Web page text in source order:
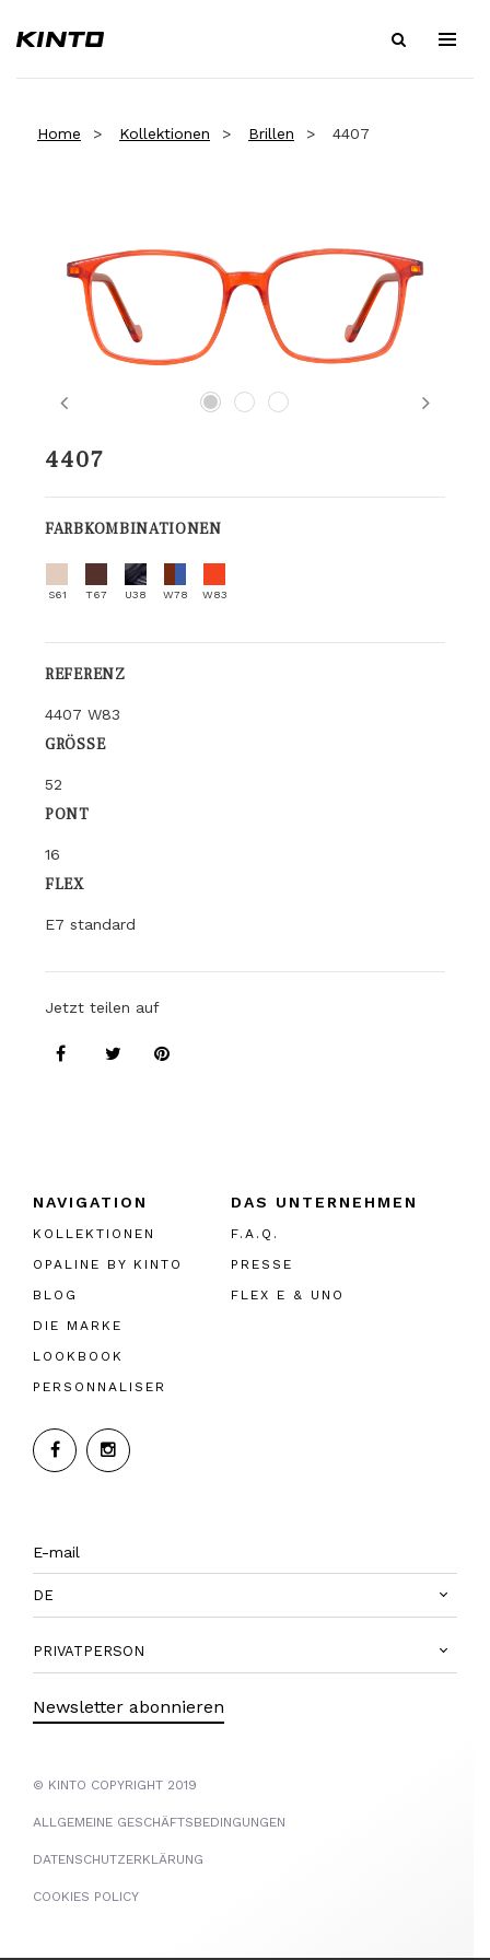
Home Kollektionen Brillen 4407
Previous Next
4407
FARBKOMBINATIONEN
S61 T67 U38 W78 W83
REFERENZ
4407 W83
GRÖSSE
52
PONT
16
FLEX
E7 standard
Jetzt teilen auf
NAVIGATION
KOLLEKTIONEN
OPALINE BY KINTO
BLOG
DIE MARKE
LOOKBOOK
PERSONNALISER
DAS UNTERNEHMEN
F.A.Q.
PRESSE
FLEX E & UNO
DE
PRIVATPERSON
Newsletter abonnieren
© KINTO COPYRIGHT 2019
ALLGEMEINE GESCHÄFTSBEDINGUNGEN
DATENSCHUTZERKLÄRUNG
COOKIES POLICY